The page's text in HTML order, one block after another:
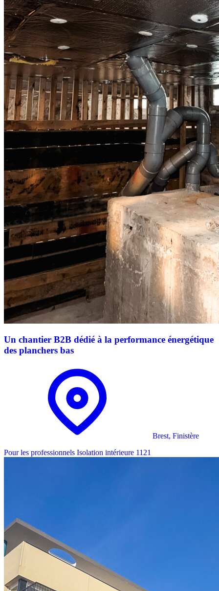
Un chantier B2B dédié à la performance énergétique
des planchers bas
Brest, Finistère
Pour les professionnels Isolation intérieure 1121